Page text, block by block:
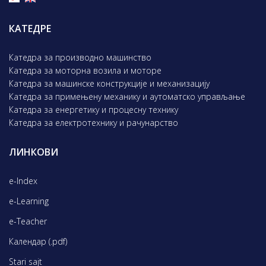
КАТЕДРЕ
Катедра за производно машинство
Катедра за моторна возила и моторе
Катедра за машинске конструкције и механизацију
Катедра за примењену механику и аутоматско управљање
Катедра за енергетику и процесну технику
Катедра за електротехнику и рачунарство
ЛИНКОВИ
e-Index
e-Learning
e-Teacher
Календар (.pdf)
Stari sajt